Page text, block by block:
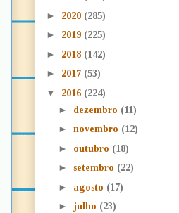
► 2020 (285)
► 2019 (225)
► 2018 (142)
► 2017 (53)
▼ 2016 (224)
► dezembro (11)
► novembro (12)
► outubro (18)
► setembro (22)
► agosto (17)
► julho (23)